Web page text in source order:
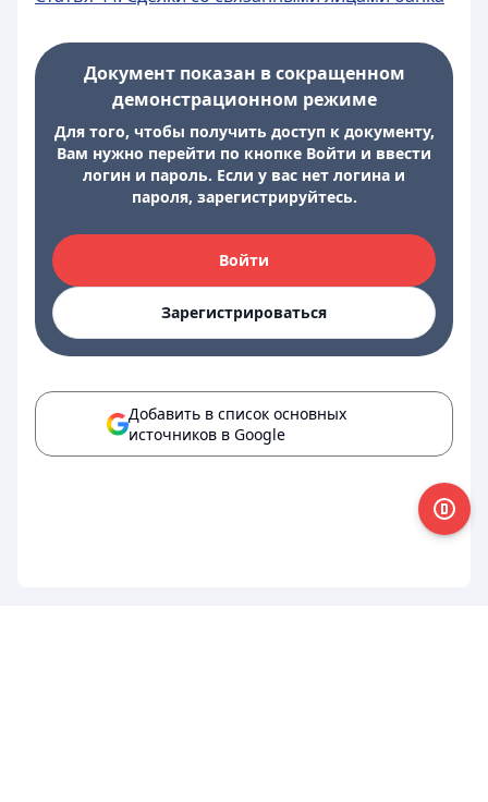
Документ показан в сокращенном
демонстрационном режиме
Для того, чтобы получить доступ к документу,
Вам нужно перейти по кнопке Войти и ввести
логин и пароль. Если у вас нет логина и
пароля, зарегистрируйтесь.
Войти
Зарегистрироваться
Добавить в список основных
источников в Google